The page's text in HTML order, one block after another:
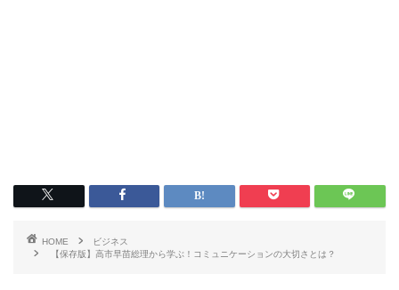
HOME
ビジネス
【保存版】高市早苗総理から学ぶ！コミュニケーションの大切さとは？